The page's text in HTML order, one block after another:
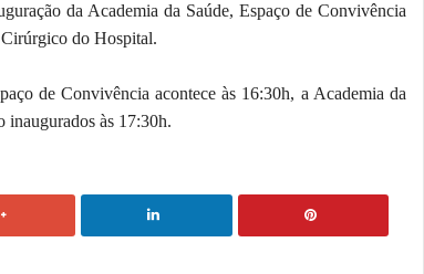
da Academia da Saúde, Espaço de Convivência
do Hospital.
de Convivência acontece às 16:30h, a Academia da
inaugurados às 17:30h.